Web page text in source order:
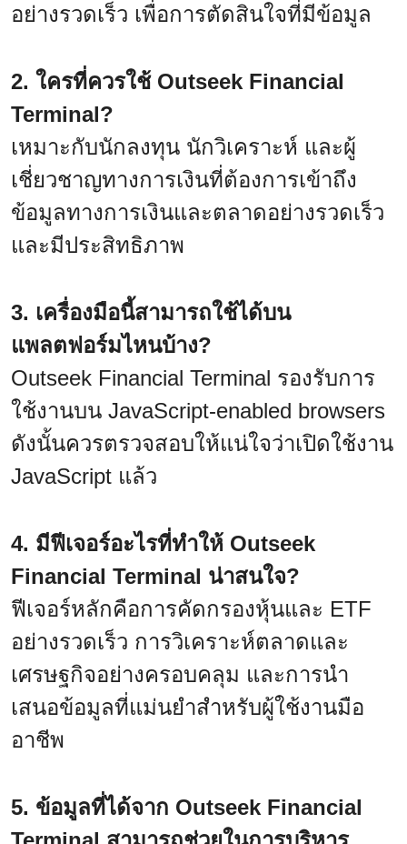
อย่างรวดเร็ว เพื่อการตัดสินใจที่มีข้อมูล
2. ใครที่ควรใช้ Outseek Financial
Terminal?
เหมาะกับนักลงทุน นักวิเคราะห์ และผู้
เชี่ยวชาญทางการเงินที่ต้องการเข้าถึง
ข้อมูลทางการเงินและตลาดอย่างรวดเร็ว
และมีประสิทธิภาพ
3. เครื่องมือนี้สามารถใช้ได้บน
แพลตฟอร์มไหนบ้าง?
Outseek Financial Terminal รองรับการ
ใช้งานบน JavaScript-enabled browsers
ดังนั้นควรตรวจสอบให้แน่ใจว่าเปิดใช้งาน
JavaScript แล้ว
4. มีฟีเจอร์อะไรที่ทำให้ Outseek
Financial Terminal น่าสนใจ?
ฟีเจอร์หลักคือการคัดกรองหุ้นและ ETF
อย่างรวดเร็ว การวิเคราะห์ตลาดและ
เศรษฐกิจอย่างครอบคลุม และการนำ
เสนอข้อมูลที่แม่นยำสำหรับผู้ใช้งานมือ
อาชีพ
5. ข้อมูลที่ได้จาก Outseek Financial